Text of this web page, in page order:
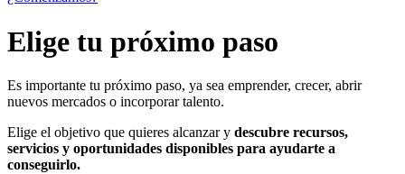
Elige tu próximo paso
Es importante tu próximo paso, ya sea emprender, crecer, abrir
nuevos mercados o incorporar talento.
Elige el objetivo que quieres alcanzar y descubre recursos,
servicios y oportunidades disponibles para ayudarte a
conseguirlo.